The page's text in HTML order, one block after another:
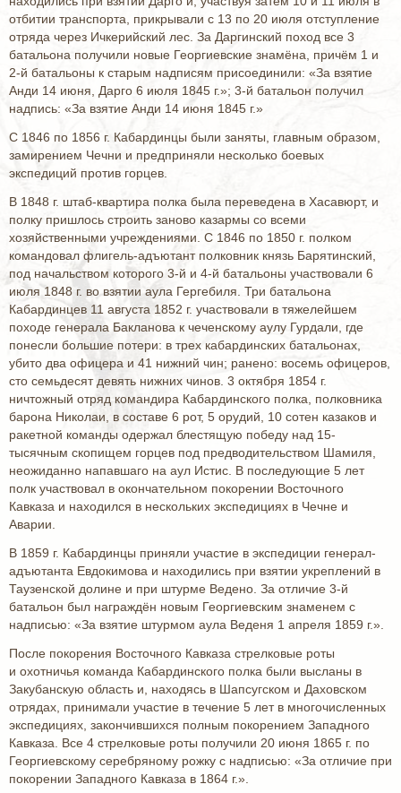
отбитии транспорта, прикрывали с 13 по 20 июля отступление
отряда через Ичкерийский лес. За Даргинский поход все 3
батальона получили новые Георгиевские знамёна, причём 1 и
2-й батальоны к старым надписям присоединили: «За взятие
Анди 14 июня, Дарго 6 июля 1845 г.»; 3-й батальон получил
надпись: «За взятие Анди 14 июня 1845 г.»
С 1846 по 1856 г. Кабардинцы были заняты, главным образом,
замирением Чечни и предприняли несколько боевых
экспедиций против горцев.
В 1848 г. штаб-квартира полка была переведена в Хасавюрт, и
полку пришлось строить заново казармы со всеми
хозяйственными учреждениями. С 1846 по 1850 г. полком
командовал флигель-адъютант полковник князь Барятинский,
под начальством которого 3-й и 4-й батальоны участвовали 6
июля 1848 г. во взятии аула Гергебиля. Три батальона
Кабардинцев 11 августа 1852 г. участвовали в тяжелейшем
походе генерала Бакланова к чеченскому аулу Гурдали, где
понесли большие потери: в трех кабардинских батальонах,
убито два офицера и 41 нижний чин; ранено: восемь офицеров,
сто семьдесят девять нижних чинов. 3 октября 1854 г.
ничтожный отряд командира Кабардинского полка, полковника
барона Николаи, в составе 6 рот, 5 орудий, 10 сотен казаков и
ракетной команды одержал блестящую победу над 15-
тысячным скопищем горцев под предводительством Шамиля,
неожиданно напавшаго на аул Истис. В последующие 5 лет
полк участвовал в окончательном покорении Восточного
Кавказа и находился в нескольких экспедициях в Чечне и
Аварии.
В 1859 г. Кабардинцы приняли участие в экспедиции генерал-
адъютанта Евдокимова и находились при взятии укреплений в
Таузенской долине и при штурме Ведено. За отличие 3-й
батальон был награждён новым Георгиевским знаменем с
надписью: «За взятие штурмом аула Веденя 1 апреля 1859 г.».
После покорения Восточного Кавказа стрелковые роты
и охотничья команда Кабардинского полка были высланы в
Закубанскую область и, находясь в Шапсугском и Даховском
отрядах, принимали участие в течение 5 лет в многочисленных
экспедициях, закончившихся полным покорением Западного
Кавказа. Все 4 стрелковые роты получили 20 июня 1865 г. по
Георгиевскому серебряному рожку с надписью: «За отличие при
покорении Западного Кавказа в 1864 г.».